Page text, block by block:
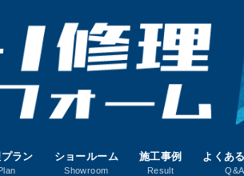
ラン ショールーム
Showroom
施工事例
Result
よくあ
Q&A